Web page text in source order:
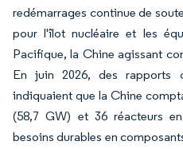
redémarrages continue de
pour l'îlot nucléaire et les
Pacifique, la Chine agissant
En juin 2026, des rapports
indiquaient que la Chine
(58,7 GW) et 36 réacteurs
besoins durables en